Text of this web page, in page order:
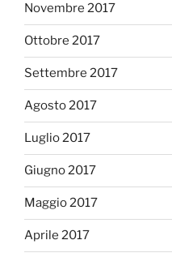
Novembre 2017
Ottobre 2017
Settembre 2017
Agosto 2017
Luglio 2017
Giugno 2017
Maggio 2017
Aprile 2017